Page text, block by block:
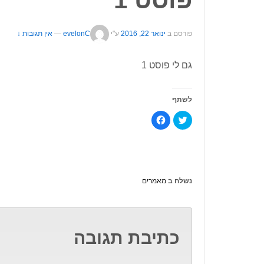
פורסם ב ינואר 22, 2016 ע"י evelonC
— אין תגובות ↓
גם לי פוסט 1
לשתף
לחצו
כדי
לשתף
לחיצה
לשיתוף
נשלח ב מאמרים
כתיבת תגובה